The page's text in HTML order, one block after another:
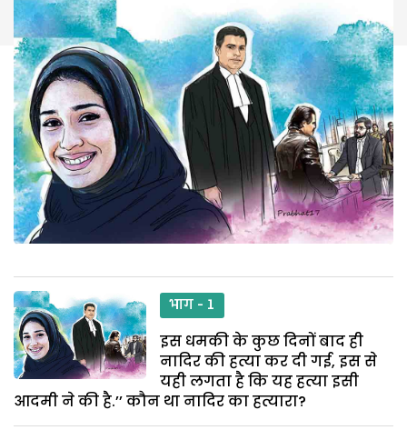
भाग - 1
इस धमकी के कुछ दिनों बाद ही
नादिर की हत्या कर दी गई, इस से
यही लगता है कि यह हत्या इसी
आदमी ने की है.’’ कौन था नादिर का हत्यारा?